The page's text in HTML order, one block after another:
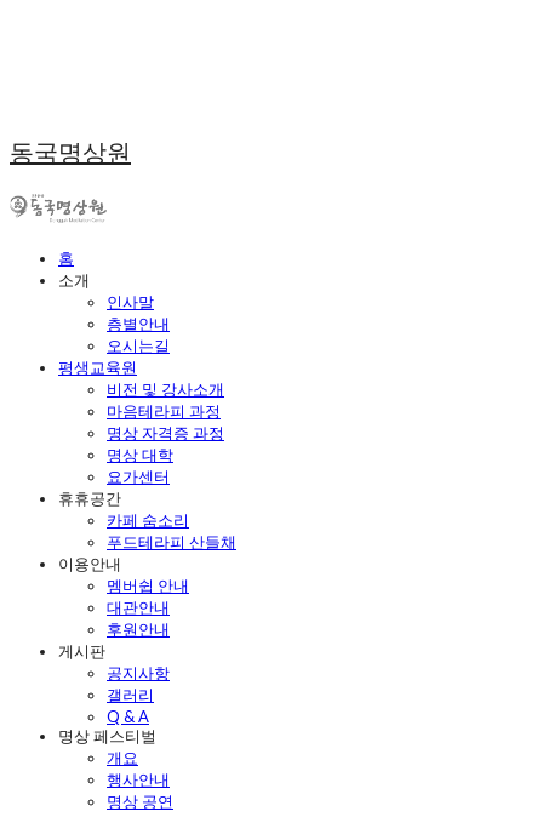
동국명상원
홈
소개
인사말
층별안내
오시는길
평생교육원
비전 및 강사소개
마음테라피 과정
명상 자격증 과정
명상 대학
요가센터
휴휴공간
카페 숨소리
푸드테라피 산들채
이용안내
멤버쉽 안내
대관안내
후원안내
게시판
공지사항
갤러리
Q & A
명상 페스티벌
개요
행사안내
명상 공연